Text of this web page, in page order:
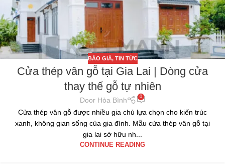
BÁO GIÁ, TIN TỨC
Cửa thép vân gỗ tại Gia Lai | Dòng cửa
thay thế gỗ tự nhiên
Door Hòa Bình 0
Cửa thép vân gỗ được nhiều gia chủ lựa chọn cho kiến trúc
xanh, không gian sống của gia đình. Mẫu cửa thép vân gỗ tại
gia lai sở hữu nh...
CONTINUE READING